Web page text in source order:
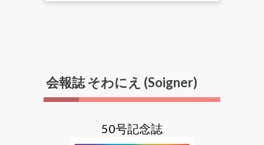
会報誌 そわにえ (Soigner)
50号記念誌